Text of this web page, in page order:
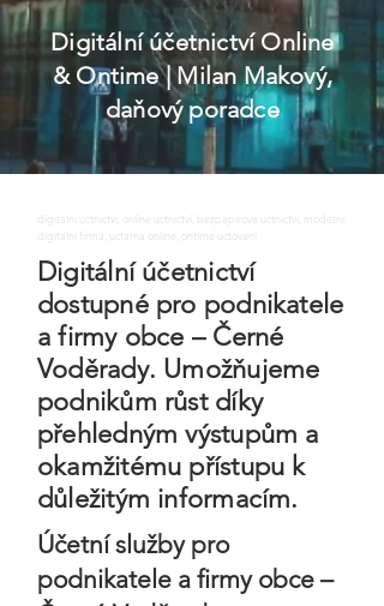
Digitální účetnictví Online
& Ontime| Milan Makový,
daňový poradce
digitalni uctnictvi, online uctnictvi, bezpapirove uctnictvi, moderni
digitalni firma, uctarna online, ontime uctovani
Digitální účetnictví
dostupné pro podnikatele
a firmy obce – Černé
Voděrady. Umožňujeme
podnikům růst díky
přehledným výstupům a
okamžitému přístupu k
důležitým informacím.
Účetní služby pro
podnikatele a firmy obce –